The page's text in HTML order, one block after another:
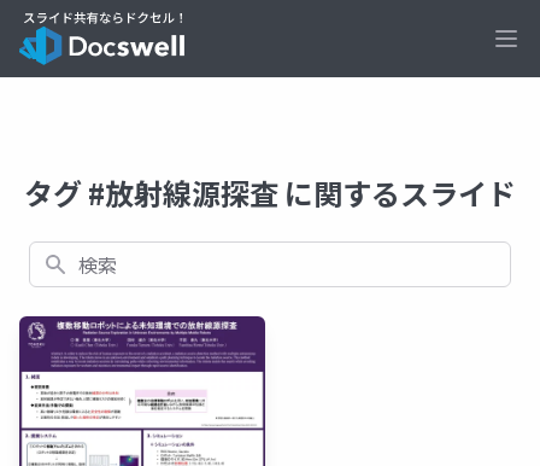
タグ #放射線源探査 に関するスライド
検索